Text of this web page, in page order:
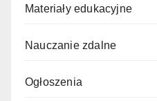
Materiały edukacyjne
Nauczanie zdalne
Ogłoszenia